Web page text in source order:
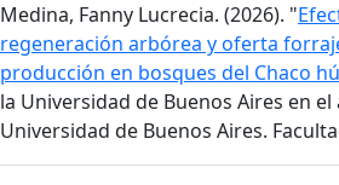
Medina, Fanny Lucrecia. (2026). "
regeneración arbórea y oferta
producción en bosques del Chaco
la Universidad de Buenos Aires en
Universidad de Buenos Aires.